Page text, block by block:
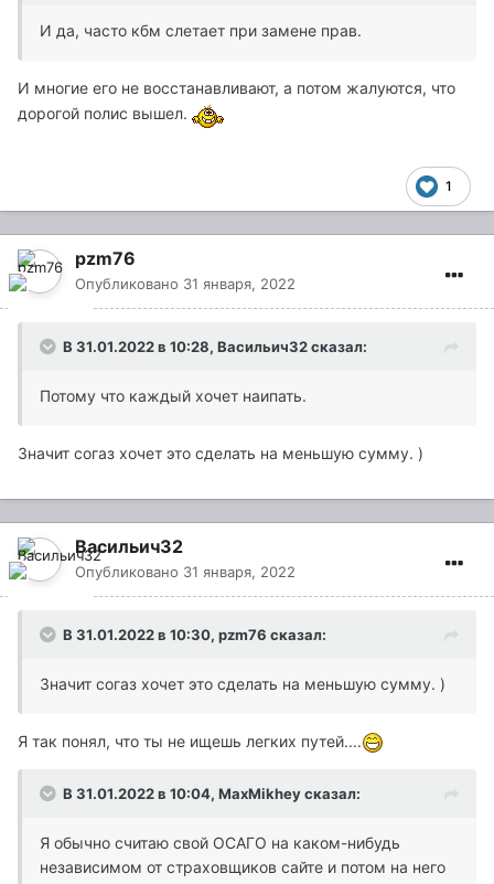
И да, часто кбм слетает при замене прав.
И многие его не восстанавливают, а потом жалуются, что
дорогой полис вышел.
1
pzm76
Опубликовано 31 января, 2022
В 31.01.2022 в 10:28, Васильич32сказал:
Потому что каждый хочет наипать.
Значит согаз хочет это сделать на меньшую сумму. )
Васильич32
Опубликовано 31 января, 2022
В 31.01.2022 в 10:30, pzm76 сказал:
Значит согаз хочет это сделать на меньшую сумму. )
Я так понял, что ты не ищешь легких путей....
В 31.01.2022 в 10:04, MaxMikheyсказал:
Я обычно считаю свой ОСАГО на каком-нибудь
независимом от страховщиков сайте и потом на него